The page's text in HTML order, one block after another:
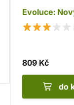
Evoluce:
809 Kč
do